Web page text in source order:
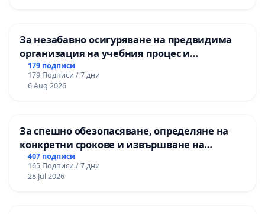
За незабавно осигуряване на предвидима
организация на учебния процес и
гарантиране на правото на равнопоставено
и качествено образование на учениците от
ОУ „Княз Александър I“ и Хуманитарна
179 подписи
179 Подписи / 7 дни
6 Aug 2026
За спешно обезопасяване, определяне на
конкретни срокове и извършване на
цялостна рехабилитация на
републиканския път между пътен възел АМ
„Тракия“ - гр. Ихтиман - с. Мирово - к.к.
407 подписи
165 Подписи / 7 дни
28 Jul 2026